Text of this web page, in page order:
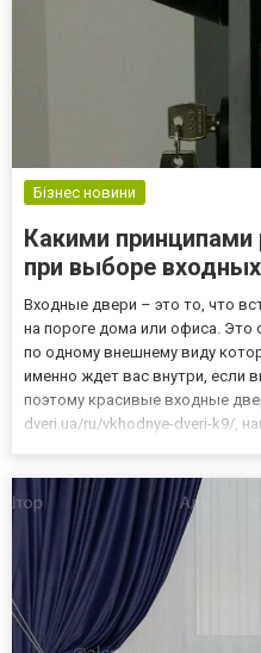
Бізнес новини
Какими принципами
при выборе
Входные двери – это то, что
на пороге дома или офиса. Это
по одному внешнему виду
именно ждет вас внутри, если
поэтому красивые входные
dveri.ua/ru/vkhodnye-dveri-k9/,
соотв...